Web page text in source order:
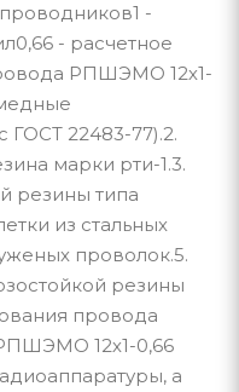
-
- расчетное
РПШЭМО 12х1-
ГОСТ 22483-77).2.
марки рти-1.3.
резины типа
из стальных
проволок.5.
резины
провода
12х1-0,66
а